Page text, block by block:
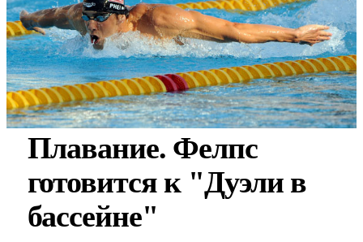
Плавание. Фелпс
готовится к "Дуэли в
бассейне"